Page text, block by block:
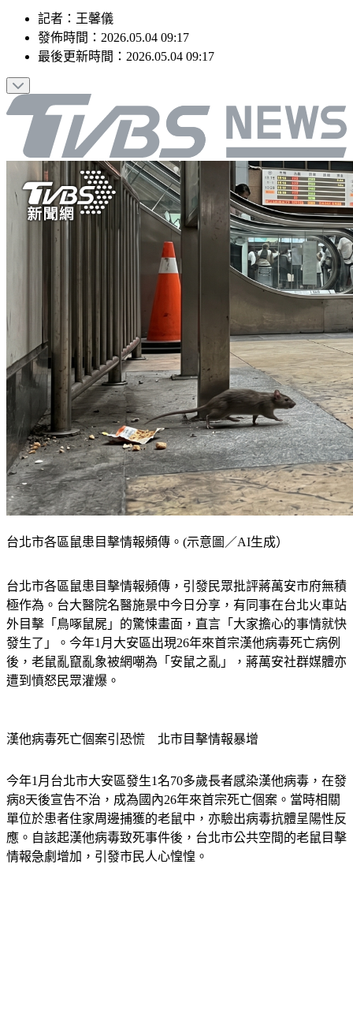
記者 ： 王馨儀
發佈時間： 2026.05.04 09:17
最後更新時間： 2026.05.04 09:17
台北市各區鼠患目擊情報頻傳。(示意圖／AI生成）
台北市各區鼠患目擊情報頻傳，引發民眾批評蔣萬安市府無積
極作為。台大醫院名醫施景中今日分享，有同事在台北火車站
外目擊「鳥啄鼠屍」的驚悚畫面，直言「大家擔心的事情就快
發生了」。今年1月大安區出現26年來首宗漢他病毒死亡病例
後，老鼠亂竄亂象被網嘲為「安鼠之亂」，蔣萬安社群媒體亦
遭到憤怒民眾灌爆。
漢他病毒死亡個案引恐慌　北市目擊情報暴增
今年1月台北市大安區發生1名70多歲長者感染漢他病毒，在發
病8天後宣告不治，成為國內26年來首宗死亡個案。當時相關
單位於患者住家周邊捕獲的老鼠中，亦驗出病毒抗體呈陽性反
應。自該起漢他病毒致死事件後，台北市公共空間的老鼠目擊
情報急劇增加，引發市民人心惶惶。